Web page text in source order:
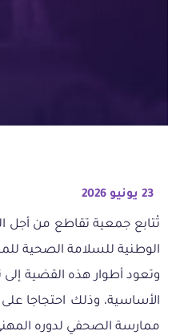
23 يونيو 2026
تْتابع جمعية تقاطع من أجل
الوطنية للسلامة الصحية
وتعود أطوار هذه القضية
الأساسية، وذلك احتجاجا
ممارسة الصحفي لدوره